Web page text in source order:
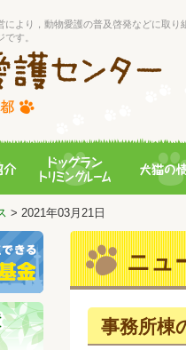
より，動物愛護の普及啓発などに取り
す。
> 2021年03月21日
ニュ
事務所棟